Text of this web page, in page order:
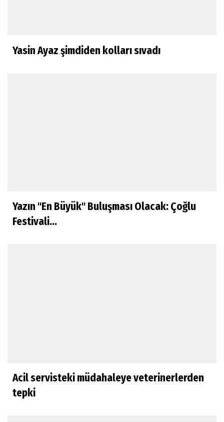
Yasin Ayaz şimdiden kolları sıvadı
Yazın "En Büyük" Buluşması Olacak: Çoğlu
Festivali...
Acil servisteki müdahaleye veterinerlerden
tepki